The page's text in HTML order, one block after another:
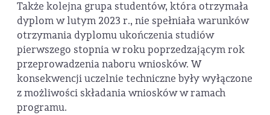
Także kolejna grupa studentów, która otrzymała
dyplom w lutym 2023 r., nie spełniała warunków
otrzymania dyplomu ukończenia studiów
pierwszego stopnia w roku poprzedzającym rok
przeprowadzenia naboru wniosków. W
konsekwencji uczelnie techniczne były wyłączone
z możliwości składania wniosków w ramach
programu.